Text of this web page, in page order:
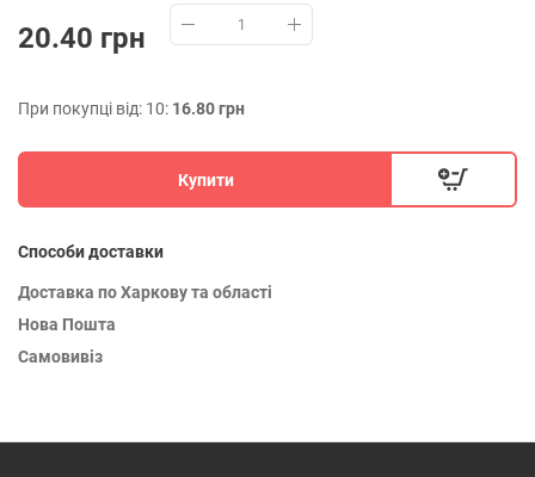
20.40 грн
При покупці від: 10: 16.80 грн
Купити
Способи доставки
Доставка по Харкову та області
Нова Пошта
Самовивіз